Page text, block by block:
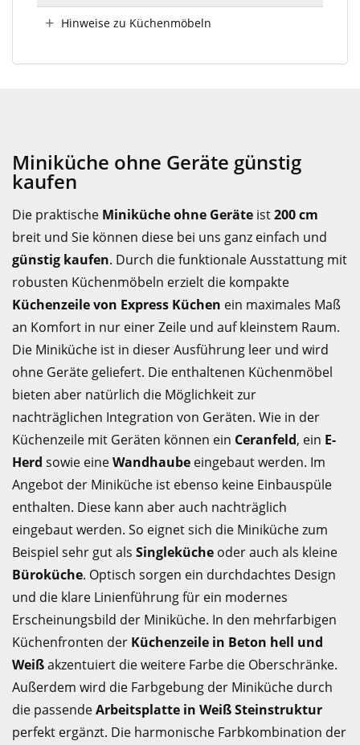
Hinweise zu Küchenmöbeln
Miniküche ohne Geräte günstig
kaufen
Die praktische Miniküche ohne Geräte ist200 cm
breit und Sie können diese bei uns ganz einfach und
günstig kaufen. Durch die funktionale Ausstattung mit
robusten Küchenmöbeln erzielt die kompakte
Küchenzeile von Express Küchen ein maximales Maß
an Komfort in nur einer Zeile und auf kleinstem Raum.
Die Miniküche ist in dieser Ausführung leer und wird
ohne Geräte geliefert. Die enthaltenen Küchenmöbel
bieten aber natürlich die Möglichkeit zur
nachträglichen Integration von Geräten. Wie in der
Küchenzeile mit Geräten können ein Ceranfeld, ein E-
Herd sowie eineWandhaube eingebaut werden. Im
Angebot der Miniküche ist ebenso keine Einbauspüle
enthalten. Diese kann aber auch nachträglich
eingebaut werden. So eignet sich die Miniküche zum
Beispiel sehr gut als Singleküche oder auch als kleine
Büroküche. Optisch sorgen ein durchdachtes Design
und die klare Linienführung für ein modernes
Erscheinungsbild der Miniküche. In den mehrfarbigen
Küchenfronten der Küchenzeile in Beton hell und
Weißakzentuiert die weitere Farbe die Oberschränke.
Außerdem wird die Farbgebung der Miniküche durch
die passendeArbeitsplatte in Weiß Steinstruktur
perfekt ergänzt. Die harmonische Farbkombination der